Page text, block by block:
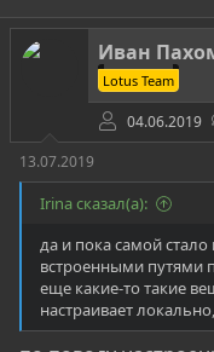
Иван
Lotus Team
04.06.2019
13.07.2019
Irina сказал(а):
да и пока самой
встроенными путями
еще какие-то такие
настраивает